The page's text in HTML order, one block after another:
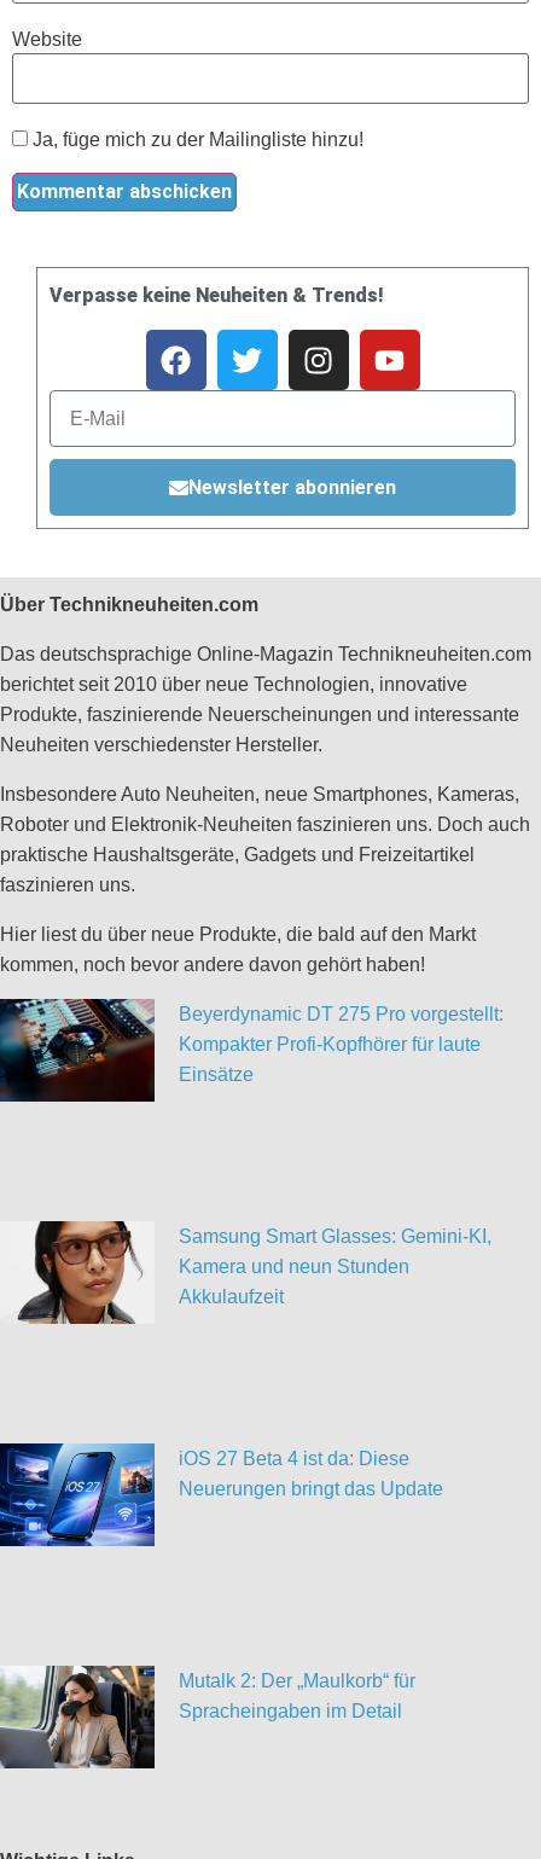
Website
Ja, füge mich zu der Mailingliste hinzu!
Verpasse keine Neuheiten & Trends!
Newsletter abonnieren
Über Technikneuheiten.com
Das deutschsprachige Online-Magazin Technikneuheiten.com
berichtet seit 2010 über neue Technologien, innovative
Produkte, faszinierende Neuerscheinungen und interessante
Neuheiten verschiedenster Hersteller.
Insbesondere Auto Neuheiten, neue Smartphones, Kameras,
Roboter und Elektronik-Neuheiten faszinieren uns. Doch auch
praktische Haushaltsgeräte, Gadgets und Freizeitartikel
faszinieren uns.
Hier liest du über neue Produkte, die bald auf den Markt
kommen, noch bevor andere davon gehört haben!
Beyerdynamic DT 275 Pro vorgestellt:
Kompakter Profi-Kopfhörer für laute
Einsätze
Samsung Smart Glasses: Gemini-KI,
Kamera und neun Stunden
Akkulaufzeit
iOS 27 Beta 4 ist da: Diese
Neuerungen bringt das Update
Mutalk 2: Der „Maulkorb“ für
Spracheingaben im Detail